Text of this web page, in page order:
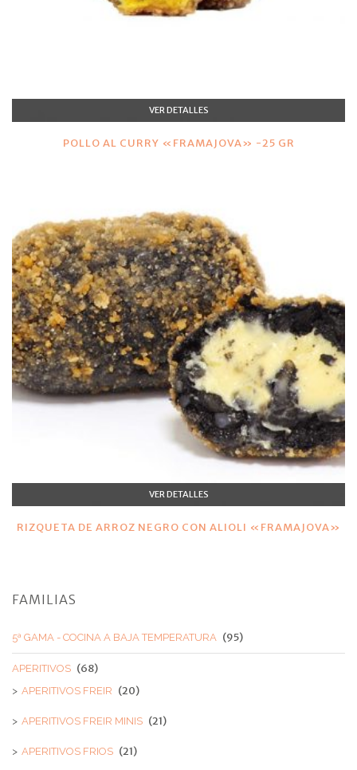
VER DETALLES
POLLO AL CURRY «FRAMAJOVA» -25 GR
VER DETALLES
RIZQUETA DE ARROZ NEGRO CON ALIOLI «FRAMAJOVA»
FAMILIAS
5ª GAMA - COCINA A BAJA TEMPERATURA (95)
APERITIVOS (68)
APERITIVOS FREIR (20)
APERITIVOS FREIR MINIS (21)
APERITIVOS FRIOS (21)